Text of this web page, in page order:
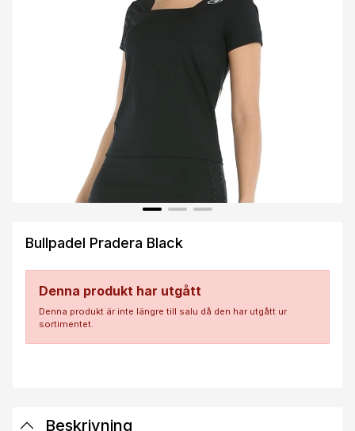
Bullpadel Pradera Black
Denna produkt har utgått
Denna produkt är inte längre till salu då den har utgått ur
sortimentet.
Beskrivning